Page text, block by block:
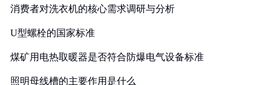
消费者对洗衣机的核心需求调研与分析
U型螺栓的国家标准
煤矿用电热取暖器是否符合防爆电气设备标准
照明母线槽的主要作用是什么